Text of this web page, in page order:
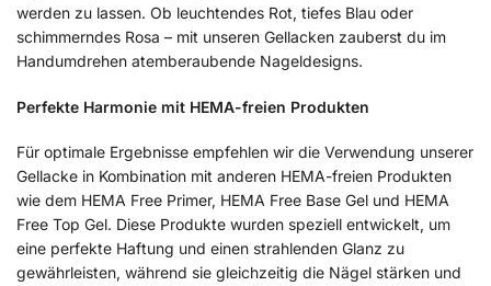
werden zu lassen. Ob leuchtendes Rot, tiefes Blau oder
schimmerndes Rosa – mit unseren Gellacken zauberst du im
Handumdrehen atemberaubende Nageldesigns.
Perfekte Harmonie mit HEMA-freien Produkten
Für optimale Ergebnisse empfehlen wir die Verwendung unserer
Gellacke in Kombination mit anderen HEMA-freien Produkten
wie dem HEMA Free Primer, HEMA Free Base Gel und HEMA
Free Top Gel. Diese Produkte wurden speziell entwickelt, um
eine perfekte Haftung und einen strahlenden Glanz zu
gewährleisten, während sie gleichzeitig die Nägel stärken und